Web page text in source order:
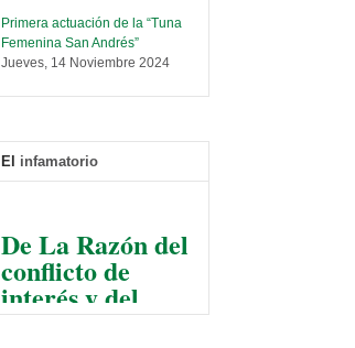
Primera actuación de la “Tuna
Femenina San Andrés”
Jueves, 14 Noviembre 2024
Leer Más...
tráfico de personas
Centro de Estudiantes organiza
taller de software estadístico en
la UMSA
Sábado, 14 Septiembre 2024
El infamatorio
De La Razón del
conflicto de
interés y del
razonable arte